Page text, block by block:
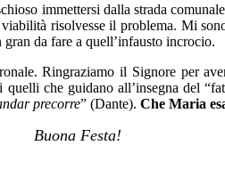
immettersi dalla strada
risolvesse il problema. Mi
da fare a quell’infausto incrocio.
Ringraziamo il Signore per
che guidano all’insegna del
precorre” (Dante). Che Maria
Buona Festa!